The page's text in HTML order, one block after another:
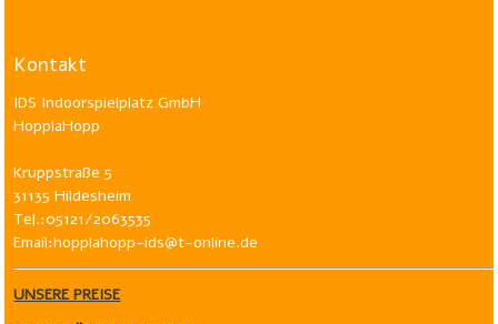
Kontakt
IDS Indoorspielplatz GmbH
HopplaHopp
Kruppstraße 5
31135 Hildesheim
Tel.:05121/2063535
Email:hopplahopp-ids@t-online.de
UNSERE PREISE